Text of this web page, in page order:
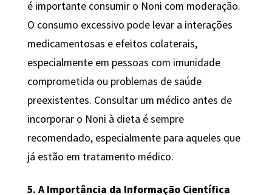
é importante consumir o Noni com moderação.
O consumo excessivo pode levar a interações
medicamentosas e efeitos colaterais,
especialmente em pessoas com imunidade
comprometida ou problemas de saúde
preexistentes. Consultar um médico antes de
incorporar o Noni à dieta é sempre
recomendado, especialmente para aqueles que
já estão em tratamento médico.
5. A Importância da Informação Científica